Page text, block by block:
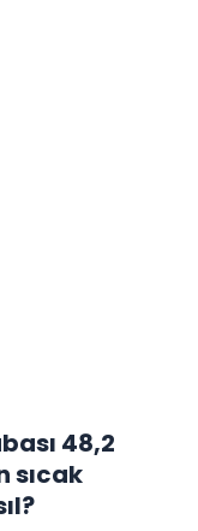
48,2
sıcak